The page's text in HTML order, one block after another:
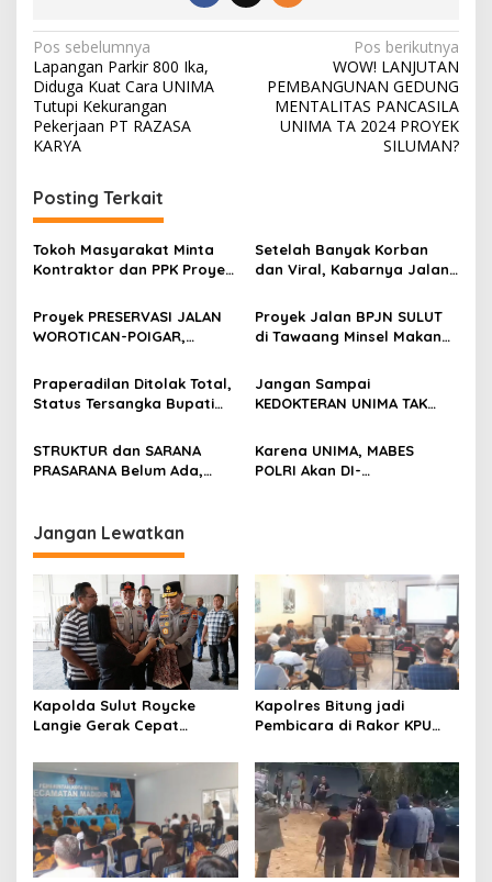
Navigasi
pos
Pos sebelumnya
Lapangan Parkir 800 Ika,
Diduga Kuat Cara UNIMA
Tutupi Kekurangan
Pekerjaan PT RAZASA
KARYA
Pos berikutnya
WOW! LANJUTAN
PEMBANGUNAN GEDUNG
MENTALITAS PANCASILA
UNIMA TA 2024 PROYEK
SILUMAN?
Posting Terkait
Tokoh Masyarakat Minta
Kontraktor dan PPK Proyek
WOROTICAN-POIGAR,
WOROTICAN-POOPO-SINISIR
Setelah Banyak Korban
dan Viral, Kabarnya Jalan
Minsel Mulai Diperbaiki
Proyek PRESERVASI JALAN
WOROTICAN-POIGAR,
2026 Tuai Sorotan Tajam
Proyek Jalan BPJN SULUT
di Tawaang Minsel Makan
Praperadilan Ditolak Total,
Status Tersangka Bupati
Sulut Segera Limpahkan
Perkara ke Pengadilan
Jangan Sampai
KEDOKTERAN UNIMA TAK
GEOTHERMAL
STRUKTUR dan SARANA
PRASARANA Belum Ada,
Karena UNIMA, MABES
POLRI Akan DI-
Jangan Lewatkan
Kapolda Sulut Roycke
Langie Gerak Cepat
Terbakar, Salurkan
Bantuan untuk Percepatan
Pemulihan
Kapolres Bitung jadi
Pembicara di Rakor KPU
Partai Politik